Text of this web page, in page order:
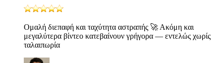
Ομαλή διεπαφή και ταχύτητα αστραπής 🚀 Ακόμη και
μεγαλύτερα βίντεο κατεβαίνουν γρήγορα — εντελώς χωρίς
ταλαιπωρία